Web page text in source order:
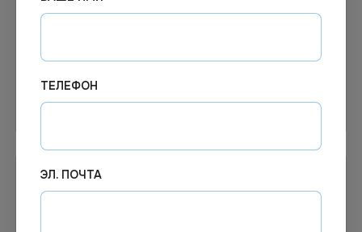
Полотенце вафельное
Полотно вафельное 150г/
ТЕЛЕФОН
ЭЛ. ПОЧТА